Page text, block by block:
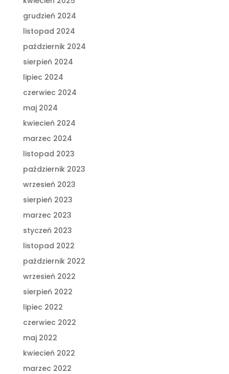
grudzień 2024
listopad 2024
październik 2024
sierpień 2024
lipiec 2024
czerwiec 2024
maj 2024
kwiecień 2024
marzec 2024
listopad 2023
październik 2023
wrzesień 2023
sierpień 2023
marzec 2023
styczeń 2023
listopad 2022
październik 2022
wrzesień 2022
sierpień 2022
lipiec 2022
czerwiec 2022
maj 2022
kwiecień 2022
marzec 2022